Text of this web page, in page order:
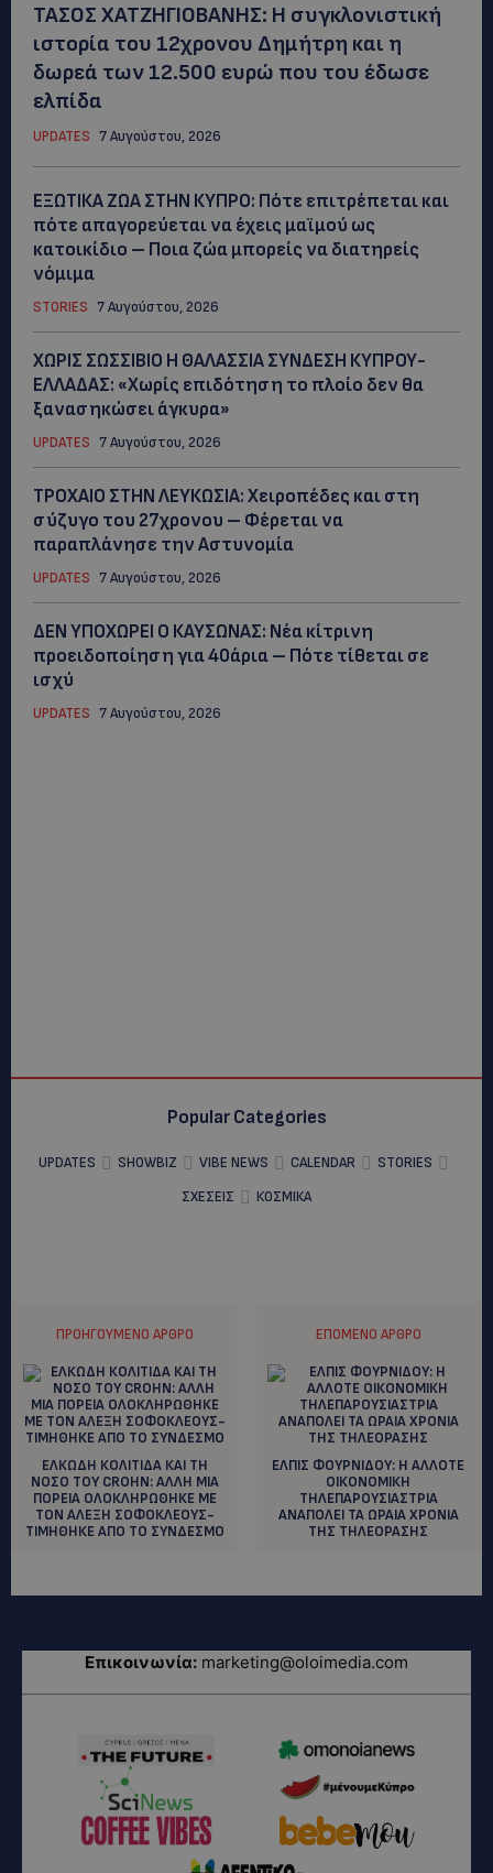
ΤΑΣΟΣ ΧΑΤΖΗΓΙΟΒΑΝΗΣ: Η συγκλονιστική
ιστορία του 12χρονου Δημήτρη και η
δωρεά των 12.500 ευρώ που του έδωσε
ελπίδα
UPDATES 7 Αυγούστου, 2026
ΕΞΩΤΙΚΑ ΖΩΑ ΣΤΗΝ ΚΥΠΡΟ: Πότε επιτρέπεται και
πότε απαγορεύεται να έχεις μαϊμού ως
κατοικίδιο – Ποια ζώα μπορείς να διατηρείς
νόμιμα
STORIES 7 Αυγούστου, 2026
ΧΩΡΙΣ ΣΩΣΣΙΒΙΟ Η ΘΑΛΑΣΣΙΑ ΣΥΝΔΕΣΗ ΚΥΠΡΟΥ-
ΕΛΛΑΔΑΣ: «Χωρίς επιδότηση το πλοίο δεν θα
ξανασηκώσει άγκυρα»
UPDATES 7 Αυγούστου, 2026
ΤΡΟΧΑΙΟ ΣΤΗΝ ΛΕΥΚΩΣΙΑ: Χειροπέδες και στη
σύζυγο του 27χρονου – Φέρεται να
παραπλάνησε την Αστυνομία
UPDATES 7 Αυγούστου, 2026
ΔΕΝ ΥΠΟΧΩΡΕΙ Ο ΚΑΥΣΩΝΑΣ: Νέα κίτρινη
προειδοποίηση για 40άρια – Πότε τίθεται σε
ισχύ
UPDATES 7 Αυγούστου, 2026
Popular Categories
UPDATES SHOWBIZ VIBE NEWS CALENDAR
STORIES
ΣΧΕΣΕΙΣ
ΚΟΣΜΙΚΑ
ΠΡΟΗΓΟΎΜΕΝΟ ΆΡΘΡΟ
ΕΛΚΩΔΗ ΚΟΛΙΤΙΔΑ ΚΑΙ ΤΗ
ΝΟΣΟ ΤΟΥ CROHN: ΑΛΛΗ ΜΙΑ
ΠΟΡΕΙΑ ΟΛΟΚΛΗΡΩΘΗΚΕ ΜΕ
ΤΟΝ ΑΛΕΞΗ ΣΟΦΟΚΛΕΟΥΣ-
ΤΙΜΗΘΗΚΕ ΑΠΟ ΤΟ ΣΥΝΔΕΣΜΟ
ΕΠΌΜΕΝΟ ΆΡΘΡΟ
ΕΛΠΙΣ ΦΟΥΡΝΙΔΟΥ: H ΑΛΛΟΤΕ
ΟΙΚΟΝΟΜΙΚΗ
ΤΗΛΕΠΑΡΟΥΣΙΑΣΤΡΙΑ
ΑΝΑΠΟΛΕΙ ΤΑ ΩΡΑΙΑ ΧΡΟΝΙΑ
ΤΗΣ ΤΗΛΕΟΡΑΣΗΣ
Επικοινωνία: marketing@oloimedia.com